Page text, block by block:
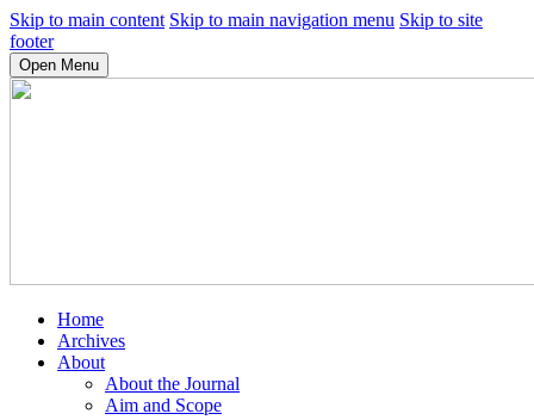
Skip to main content Skip to main navigation menu Skip to site
footer
Open Menu
Home
Archives
About
About the Journal
Aim and Scope